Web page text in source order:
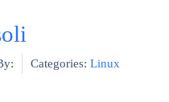
Categories: Linux